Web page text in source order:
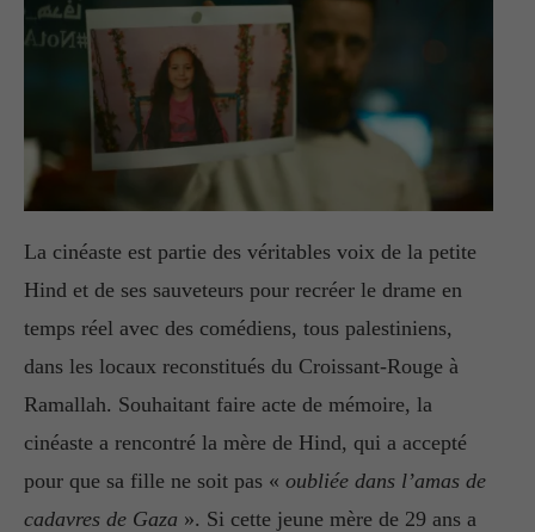
La cinéaste est partie des véritables voix de la petite
Hind et de ses sauveteurs pour recréer le drame en
temps réel avec des comédiens, tous palestiniens,
dans les locaux reconstitués du Croissant-Rouge à
Ramallah. Souhaitant faire acte de mémoire, la
cinéaste a rencontré la mère de Hind, qui a accepté
pour que sa fille ne soit pas « oubliée dans l’amas de
cadavres de Gaza ». Si cette jeune mère de 29 ans a